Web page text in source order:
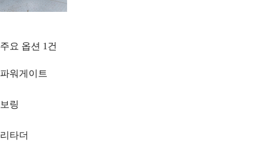
주요 옵션 1 건
파워게이트
보링
리타더